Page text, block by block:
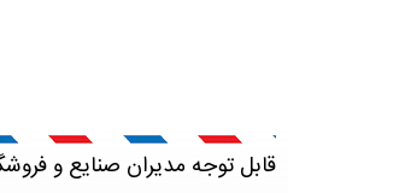
قابل توجه مدیران صنایع و